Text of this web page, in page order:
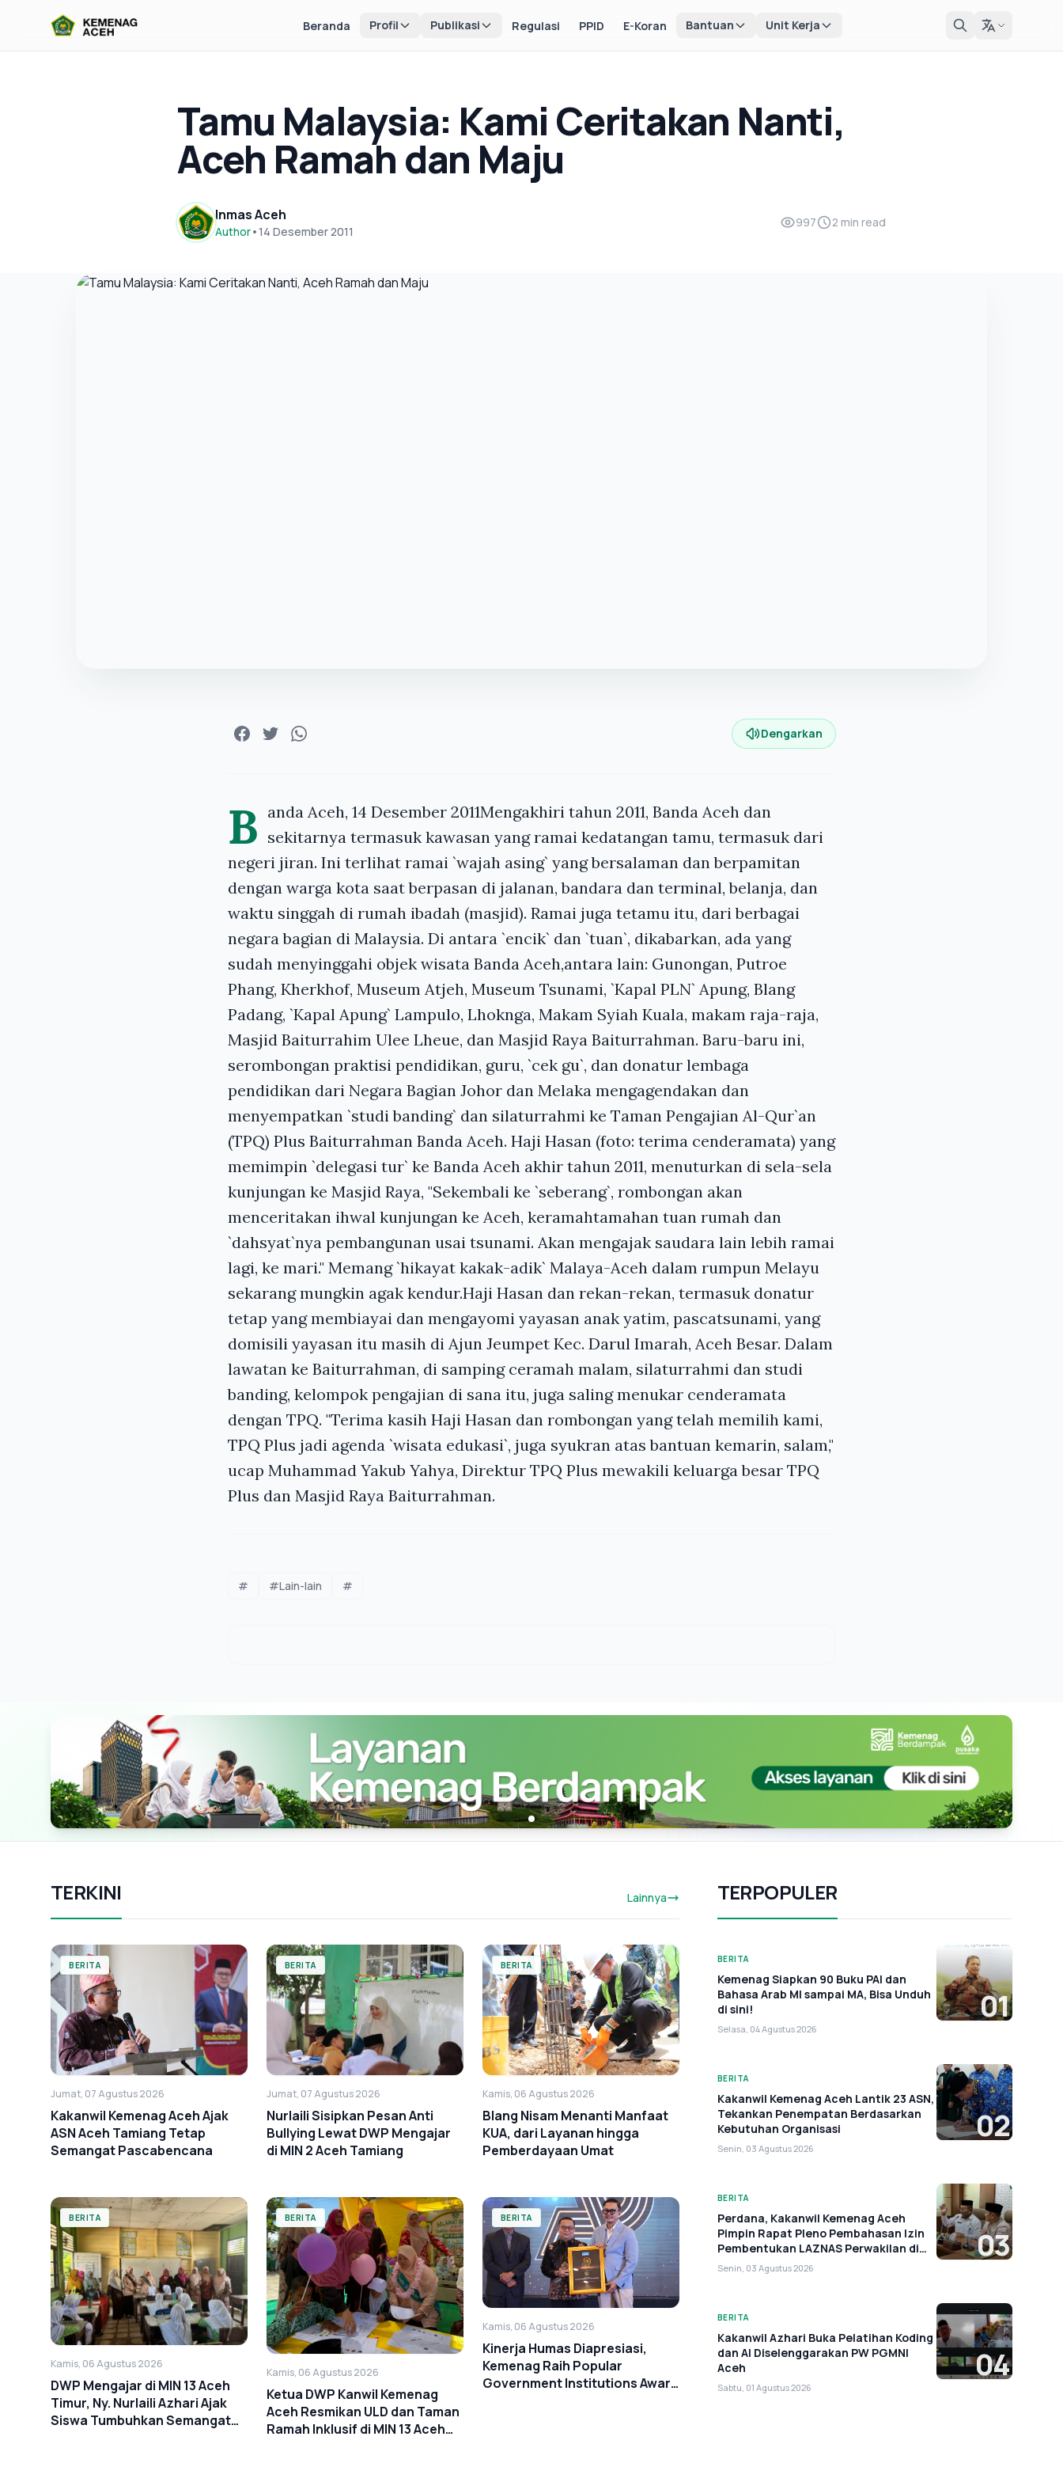
Beranda Profil Publikasi Regulasi PPID E-Koran Bantuan Unit Kerja
Tamu Malaysia: Kami Ceritakan Nanti,
Aceh Ramah dan Maju
Inmas Aceh
Author•14 Desember 2011
997 2 min read
Dengarkan
B anda Aceh, 14 Desember 2011Mengakhiri tahun 2011, Banda Aceh dan
sekitarnya termasuk kawasan yang ramai kedatangan tamu, termasuk dari
negeri jiran. Ini terlihat ramai `wajah asing` yang bersalaman dan berpamitan
dengan warga kota saat berpasan di jalanan, bandara dan terminal, belanja, dan
waktu singgah di rumah ibadah (masjid). Ramai juga tetamu itu, dari berbagai
negara bagian di Malaysia. Di antara `encik` dan `tuan`, dikabarkan, ada yang
sudah menyinggahi objek wisata Banda Aceh,antara lain: Gunongan, Putroe
Phang, Kherkhof, Museum Atjeh, Museum Tsunami, `Kapal PLN` Apung, Blang
Padang, `Kapal Apung` Lampulo, Lhoknga, Makam Syiah Kuala, makam raja-raja,
Masjid Baiturrahim Ulee Lheue, dan Masjid Raya Baiturrahman. Baru-baru ini,
serombongan praktisi pendidikan, guru, `cek gu`, dan donatur lembaga
pendidikan dari Negara Bagian Johor dan Melaka mengagendakan dan
menyempatkan `studi banding` dan silaturrahmi ke Taman Pengajian Al-Qur`an
(TPQ) Plus Baiturrahman Banda Aceh. Haji Hasan (foto: terima cenderamata) yang
memimpin `delegasi tur` ke Banda Aceh akhir tahun 2011, menuturkan di sela-sela
kunjungan ke Masjid Raya, "Sekembali ke `seberang`, rombongan akan
menceritakan ihwal kunjungan ke Aceh, keramahtamahan tuan rumah dan
`dahsyat`nya pembangunan usai tsunami. Akan mengajak saudara lain lebih ramai
lagi, ke mari." Memang `hikayat kakak-adik` Malaya-Aceh dalam rumpun Melayu
sekarang mungkin agak kendur.Haji Hasan dan rekan-rekan, termasuk donatur
tetap yang membiayai dan mengayomi yayasan anak yatim, pascatsunami, yang
domisili yayasan itu masih di Ajun Jeumpet Kec. Darul Imarah, Aceh Besar. Dalam
lawatan ke Baiturrahman, di samping ceramah malam, silaturrahmi dan studi
banding, kelompok pengajian di sana itu, juga saling menukar cenderamata
dengan TPQ. "Terima kasih Haji Hasan dan rombongan yang telah memilih kami,
TPQ Plus jadi agenda `wisata edukasi`, juga syukran atas bantuan kemarin, salam,"
ucap Muhammad Yakub Yahya, Direktur TPQ Plus mewakili keluarga besar TPQ
Plus dan Masjid Raya Baiturrahman.
# #Lain-lain #
TERKINI Lainnya
BERITA
Jumat, 07 Agustus 2026
Kakanwil Kemenag Aceh Ajak
ASN Aceh Tamiang Tetap
Semangat Pascabencana
BERITA
Jumat, 07 Agustus 2026
Nurlaili Sisipkan Pesan Anti
Bullying Lewat DWP Mengajar
di MIN 2 Aceh Tamiang
BERITA
Kamis, 06 Agustus 2026
Blang Nisam Menanti Manfaat
KUA, dari Layanan hingga
Pemberdayaan Umat
BERITA
Kamis, 06 Agustus 2026
DWP Mengajar di MIN 13 Aceh
Timur, Ny. Nurlaili Azhari Ajak
Siswa Tumbuhkan Semangat
BERITA
Kamis, 06 Agustus 2026
Ketua DWP Kanwil Kemenag
Aceh Resmikan ULD dan Taman
Ramah Inklusif di MIN 13 Aceh
BERITA
Kamis, 06 Agustus 2026
Kinerja Humas Diapresiasi,
Kemenag Raih Popular
Government Institutions Award
TERPOPULER
BERITA
Kemenag Siapkan 90 Buku PAI dan
Bahasa Arab MI sampai MA, Bisa Unduh
di sini!
Selasa, 04 Agustus 2026
01
BERITA
Kakanwil Kemenag Aceh Lantik 23 ASN,
Tekankan Penempatan Berdasarkan
Kebutuhan Organisasi
Senin, 03 Agustus 2026
02
BERITA
Perdana, Kakanwil Kemenag Aceh
Pimpin Rapat Pleno Pembahasan Izin
Pembentukan LAZNAS Perwakilan di
Aceh
Senin, 03 Agustus 2026
03
BERITA
Kakanwil Azhari Buka Pelatihan Koding
dan AI Diselenggarakan PW PGMNI
Aceh
Sabtu, 01 Agustus 2026
04